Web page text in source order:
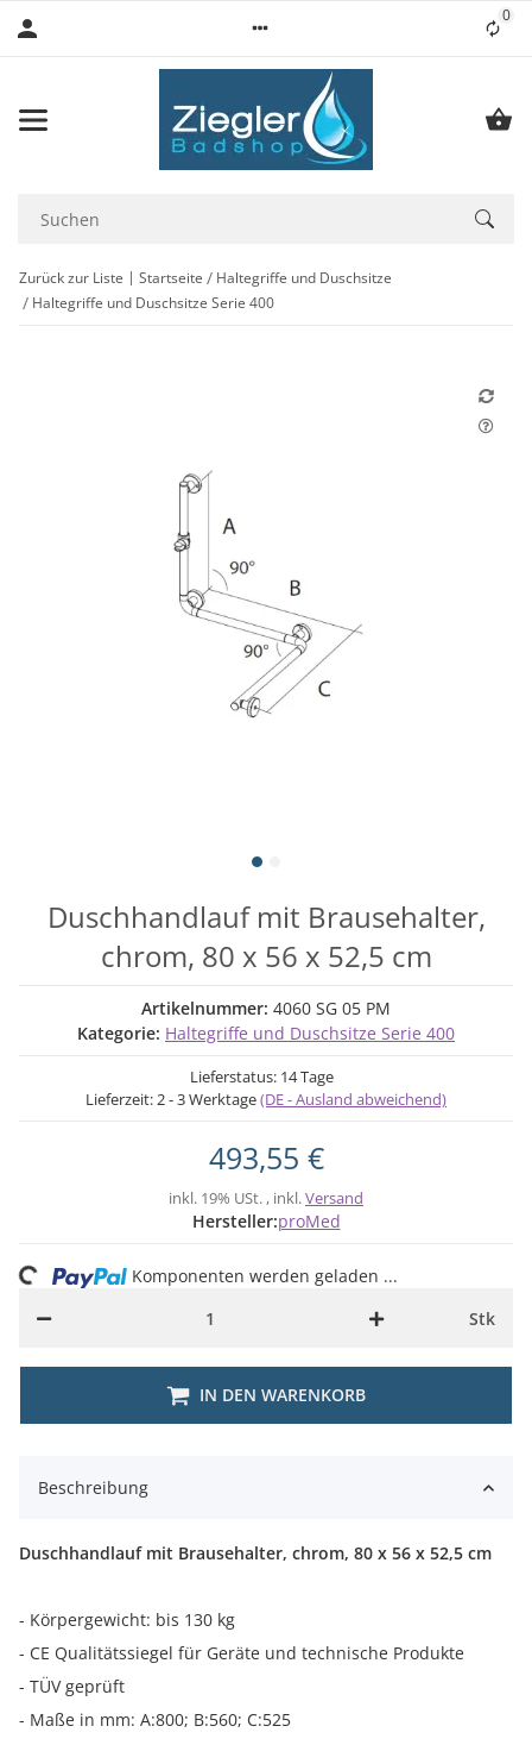
0
Zurück zur Liste Startseite
Haltegriffe und Duschsitze
Haltegriffe und Duschsitze Serie 400
Duschhandlauf mit Brausehalter,
chrom, 80 x 56 x 52,5 cm
Artikelnummer: 4060 SG 05 PM
Kategorie: Haltegriffe und Duschsitze Serie 400
Lieferstatus: 14 Tage
Lieferzeit:2 - 3 Werktage(DE - Ausland abweichend)
493,55 €
inkl. 19% USt. , inkl.Versand
Hersteller:proMed
Stk
IN DEN WARENKORB
Komponenten werden geladen ...
Beschreibung
Duschhandlauf mit Brausehalter, chrom, 80 x 56 x 52,5 cm
- Körpergewicht: bis 130 kg
- CE Qualitätssiegel für Geräte und technische Produkte
- TÜV geprüft
- Maße in mm: A:800; B:560; C:525